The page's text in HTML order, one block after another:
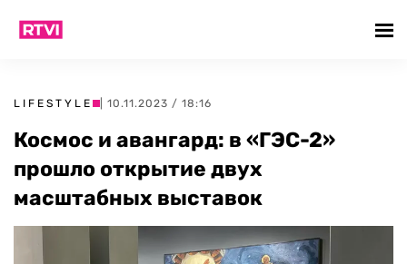
LIFESTYLE | 10.11.2023 / 18:16
Космос и авангард: в «ГЭС-2»
прошло открытие двух
масштабных выставок